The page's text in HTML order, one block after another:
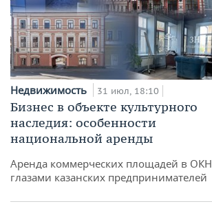
Недвижимость 31 июл, 18:10
Бизнес в объекте культурного
наследия: особенности
национальной аренды
Аренда коммерческих площадей в ОКН
глазами казанских предпринимателей